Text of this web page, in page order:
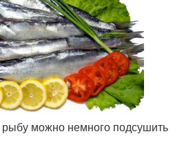
можно немного подсушить